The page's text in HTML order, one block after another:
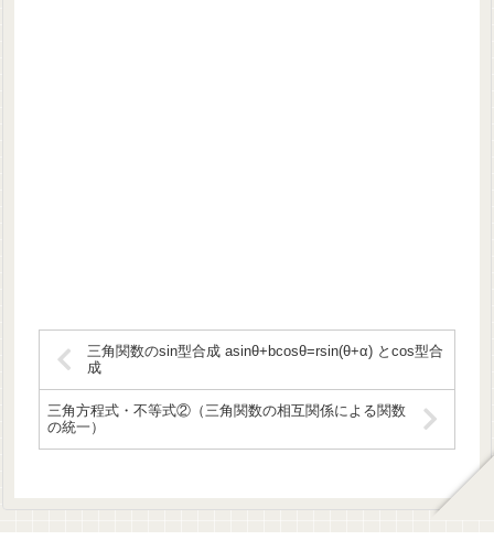
三角関数のsin型合成 asinθ+bcosθ=rsin(θ+α) とcos型合
成
三角方程式・不等式②（三角関数の相互関係による関数
の統一）